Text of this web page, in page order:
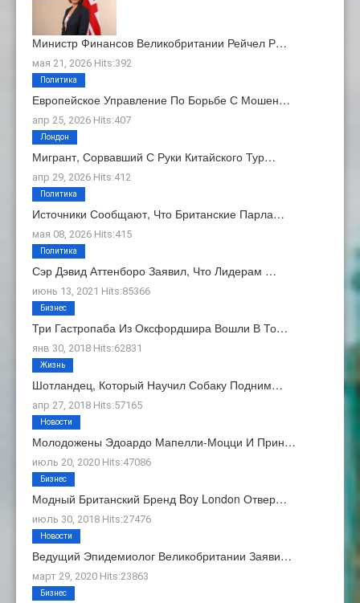
Министр Финансов Великобритании Рейчел Р…
мая 21, 2026 Hits:392
Европейское Управление По Борьбе С Мошен…
апр 25, 2026 Hits:407
Политика
Мигрант, Сорвавший С Руки Китайского Тур…
апр 29, 2026 Hits:412
Лондон
Источники Сообщают, Что Британские Парла…
мая 08, 2026 Hits:415
Политика
Сэр Дэвид Аттенборо Заявил, Что Лидерам …
июнь 13, 2021 Hits:85366
Политика
Три Гастропаба Из Оксфордшира Вошли В То…
янв 30, 2018 Hits:62831
Бизнес
Шотландец, Который Научил Собаку Подним…
апр 27, 2018 Hits:57165
Жизнь
Молодожены Эдоардо Мапелли-Моцци И Прин…
июль 20, 2020 Hits:47086
Новости
Модный Британский Бренд Boy London Отвер…
июль 30, 2018 Hits:27476
Бизнес
Ведущий Эпидемиолог Великобритании Заяви…
март 29, 2020 Hits:23863
Новости
Бизнес